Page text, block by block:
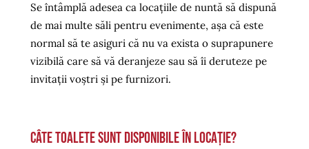
Se întâmplă adesea ca locațiile de nuntă să dispună
de mai multe săli pentru evenimente, așa că este
normal să te asiguri că nu va exista o suprapunere
vizibilă care să vă deranjeze sau să îi deruteze pe
invitații voștri și pe furnizori.
Câte toalete sunt disponibile în locație?